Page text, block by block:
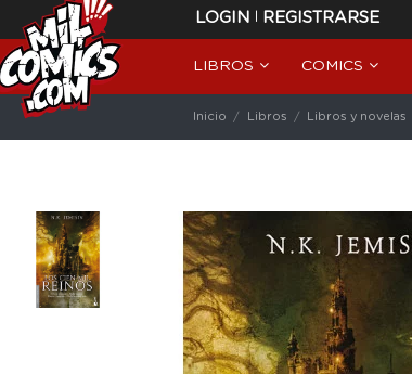
LOGIN | REGISTRARSE
LIBROS COMICS
Inicio Libros Libros y novelas